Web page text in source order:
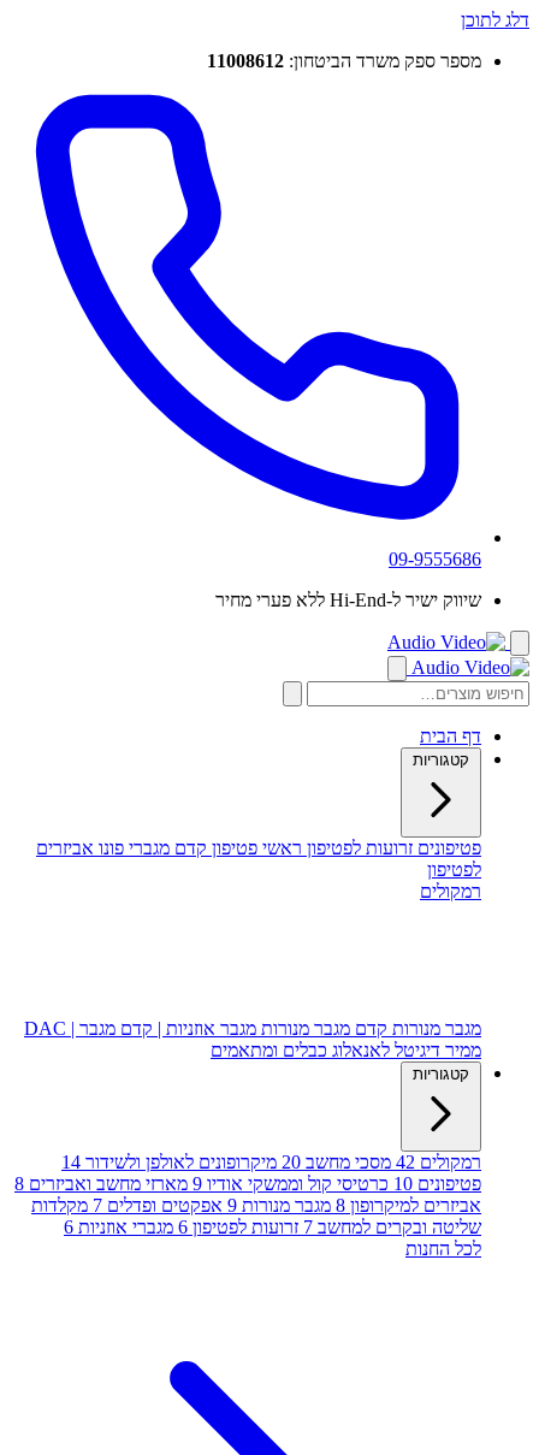
דלג לתוכן
מספר ספק משרד הביטחון: 11008612
09-9555686
שיווק ישיר ל-Hi-End ללא פערי מחיר
דף הבית
קטגוריות
פטיפונים זרועות לפטיפון ראשי פטיפון קדם מגברי פונו אביזרים
לפטיפון
רמקולים
מגבר מנורות קדם מגבר מנורות מגבר אוזניות | קדם מגבר | DAC
ממיר דיגיטל לאנאלוג כבלים ומתאמים
קטגוריות
רמקולים 42 מסכי מחשב 20 מיקרופונים לאולפן ולשידור 14
פטיפונים 10 כרטיסי קול וממשקי אודיו 9 מארזי מחשב ואביזרים 8
אביזרים למיקרופון 8 מגבר מנורות 9 אפקטים ופדלים 7 מקלדות
שליטה ובקרים למחשב 7 זרועות לפטיפון 6 מגברי אוזניות 6
לכל החנות